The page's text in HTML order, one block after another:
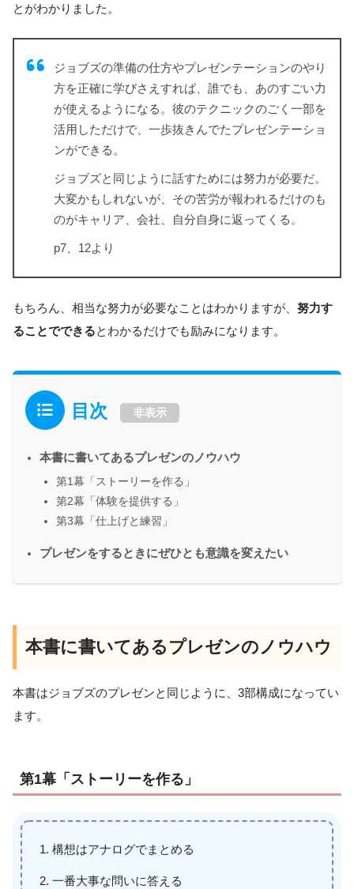
とがわかりました。
ジョブズの準備の仕方やプレゼンテーションのやり
方を正確に学びさえすれば、誰でも、あのすごい力
が使えるようになる。彼のテクニックのごく一部を
活用しただけで、一歩抜きんでたプレゼンテーショ
ンができる。
ジョブズと同じように話すためには努力が必要だ。
大変かもしれないが、その苦労が報われるだけのも
のがキャリア、会社、自分自身に返ってくる。
p7、12より
もちろん、相当な努力が必要なことはわかりますが、 努力す
ることでできるとわかるだけでも励みになります。
目次 非表示
本書に書いてあるプレゼンのノウハウ
第1幕「ストーリーを作る」
第2幕「体験を提供する」
第3幕「仕上げと練習」
プレゼンをするときにぜひとも意識を変えたい
本書に書いてあるプレゼンのノウハウ
本書はジョブズのプレゼンと同じように、3部構成になってい
ます。
第1幕「ストーリーを作る」
構想はアナログでまとめる
一番大事な問いに答える